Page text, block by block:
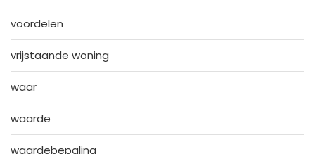
voordelen
vrijstaande woning
waar
waarde
waardebepaling